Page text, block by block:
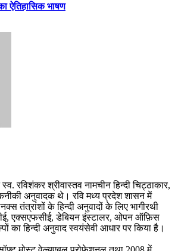
ऐतिहासिक भाषण
रविशंकर श्रीवास्तव नामचीन हिन्दी चिट्ठाकार,
अनुवादक थे। रवि मध्य प्रदेश शासन में
तंत्रांशों के हिन्दी अनुवादों के लिए भागीरथी
एक्सएफसीई, डेबियन इंस्टालर, ओपन ऑफ़िस
का हिन्दी अनुवाद स्वयंसेवी आधार पर किया है।